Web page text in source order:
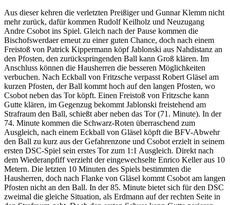
Aus dieser kehren die verletzten Preißiger und Gunnar Klemm nicht
mehr zurück, dafür kommen Rudolf Keilholz und Neuzugang
Andre Csobot ins Spiel. Gleich nach der Pause kommen die
Bischofswerdaer erneut zu einer guten Chance, doch nach einem
Freistoß von Patrick Kippermann köpf Jablonski aus Nahdistanz an
den Pfosten, den zurückspringenden Ball kann Groß klären. Im
Anschluss können die Hausherren die besseren Möglichkeiten
verbuchen. Nach Eckball von Fritzsche verpasst Robert Gläsel am
kurzen Pfosten, der Ball kommt hoch auf den langen Pfosten, wo
Csobot neben das Tor köpft. Einen Freistoß von Fritzsche kann
Gutte klären, im Gegenzug bekommt Jablonski freistehend am
Strafraum den Ball, schießt aber neben das Tor (71. Minute). In der
74. Minute kommen die Schwarz-Roten überraschend zum
Ausgleich, nach einem Eckball von Gläsel köpft die BFV-Abwehr
den Ball zu kurz aus der Gefahrenzone und Csobot erzielt in seinem
ersten DSC-Spiel sein erstes Tor zum 1:1 Ausgleich. Direkt nach
dem Wiederanpfiff verzieht der eingewechselte Enrico Keller aus 10
Metern. Die letzten 10 Minuten des Spiels bestimmten die
Hausherren, doch nach Flanke von Gläsel kommt Csobot am langen
Pfosten nicht an den Ball. In der 85. Minute bietet sich für den DSC
zweimal die gleiche Situation, als Erdmann auf der rechten Seite in